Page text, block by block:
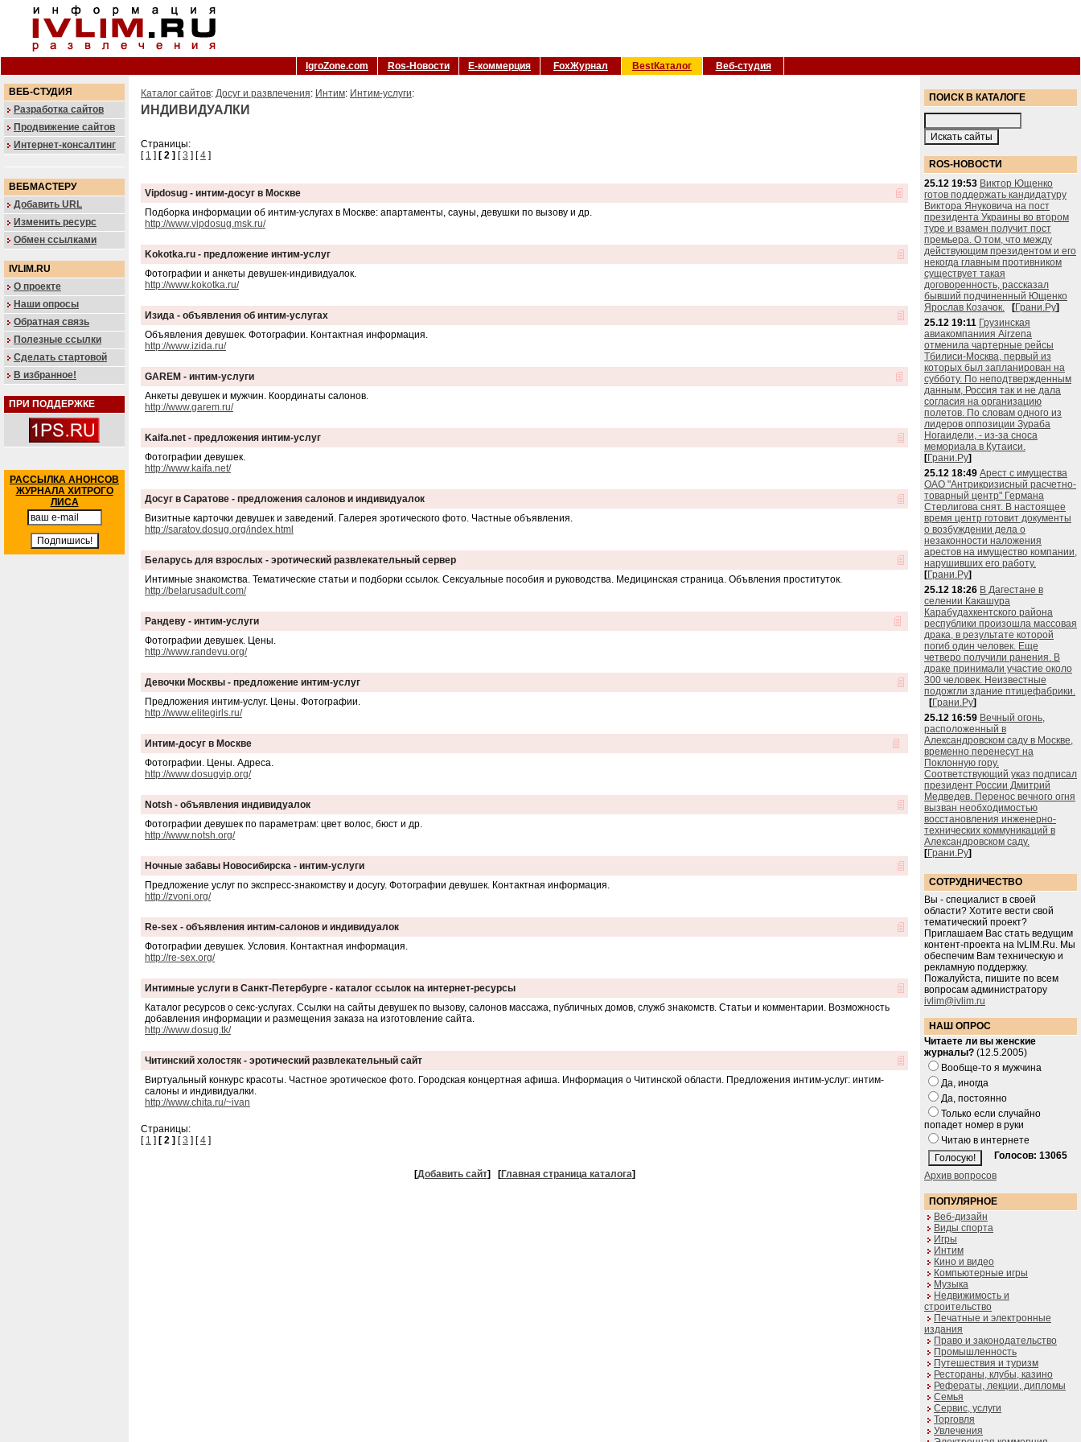
IgroZone.com Ros-Новости Е-коммерция FoxЖурнал BestКаталог Веб-студия
ВЕБ-СТУДИЯ
Разработка сайтов
Продвижение сайтов
Интернет-консалтинг
ВЕБМАСТЕРУ
Добавить URL
Изменить ресурс
Обмен ссылками
IVLIM.RU
О проекте
Наши опросы
Обратная связь
Полезные ссылки
Сделать стартовой
В избранное!
ПРИ ПОДДЕРЖКЕ
РАССЫЛКА АНОНСОВ
ЖУРНАЛА ХИТРОГО
ЛИСА
Каталог сайтов: Досуг и развлечения: Интим: Интим-услуги:
ИНДИВИДУАЛКИ
Страницы:
[ 1 ] [ 2 ] [3 ] [4 ]
Vipdosug - интим-досуг в Москве
Подборка информации об интим-услугах в Москве: апартаменты, сауны, девушки по вызову и др.
http://www.vipdosug.msk.ru/
Kokotka.ru - предложение интим-услуг
Фотографии и анкеты девушек-индивидуалок.
http://www.kokotka.ru/
Изида - объявления об интим-услугах
Объявления девушек. Фотографии. Контактная информация.
http://www.izida.ru/
GAREM - интим-услуги
Анкеты девушек и мужчин. Координаты салонов.
http://www.garem.ru/
Kaifa.net - предложения интим-услуг
Фотографии девушек.
http://www.kaifa.net/
Досуг в Саратове - предложения салонов и индивидуалок
Визитные карточки девушек и заведений. Галерея эротического фото. Частные объявления.
http://saratov.dosug.org/index.html
Беларусь для взрослых - эротический развлекательный сервер
Интимные знакомства. Тематические статьи и подборки ссылок. Сексуальные пособия и руководства. Медицинская страница. Объвления проституток.
http://belarusadult.com/
Рандеву - интим-услуги
Фотографии девушек. Цены.
http://www.randevu.org/
Девочки Москвы - предложение интим-услуг
Предложения интим-услуг. Цены. Фотографии.
http://www.elitegirls.ru/
Интим-досуг в Москве
Фотографии. Цены. Адреса.
http://www.dosugvip.org/
Notsh - объявления индивидуалок
Фотографии девушек по параметрам: цвет волос, бюст и др.
http://www.notsh.org/
Ночные забавы Новосибирска - интим-услуги
Предложение услуг по экспресс-знакомству и досугу. Фотографии девушек. Контактная информация.
http://zvoni.org/
Re-sex - объявления интим-салонов и индивидуалок
Фотографии девушек. Условия. Контактная информация.
http://re-sex.org/
Интимные услуги в Санкт-Петербурге - каталог ссылок на интернет-ресурсы
Каталог ресурсов о секс-услугах. Ссылки на сайты девушек по вызову, салонов массажа, публичных домов, служб знакомств. Статьи и комментарии. Возможность
добавления информации и размещения заказа на изготовление сайта.
http://www.dosug.tk/
Читинский холостяк - эротический развлекательный сайт
Виртуальный конкурс красоты. Частное эротическое фото. Городская концертная афиша. Информация о Читинской области. Предложения интим-услуг: интим-
салоны и индивидуалки.
http://www.chita.ru/~ivan
Страницы:
[ 1 ] [ 2 ] [3 ] [4 ]
[Добавить сайт] [Главная страница каталога]
ПОИСК В КАТАЛОГЕ
ROS-НОВОСТИ
25.12 19:53 Виктор Ющенко
готов поддержать кандидатуру
Виктора Януковича на пост
президента Украины во втором
туре и взамен получит пост
премьера. О том, что между
действующим президентом и его
некогда главным противником
существует такая
договоренность, рассказал
бывший подчиненный Ющенко
Ярослав Козачок.
[Грани.Ру]
25.12 19:11 Грузинская
авиакомпаниия Airzena
отменила чартерные рейсы
Тбилиси-Москва, первый из
которых был запланирован на
субботу. По неподтвержденным
данным, Россия так и не дала
согласия на организацию
полетов. По словам одного из
лидеров оппозиции Зураба
Ногаидели, - из-за сноса
мемориала в Кутаиси.
[Грани.Ру]
25.12 18:49 Арест с имущества
ОАО "Антрикризисный расчетно-
товарный центр" Германа
Стерлигова снят. В настоящее
время центр готовит документы
о возбуждении дела о
незаконности наложения
арестов на имущество компании,
нарушивших его работу.
[Грани.Ру]
25.12 18:26 В Дагестане в
селении Какашура
Карабудахкентского района
республики произошла массовая
драка, в результате которой
погиб один человек. Еще
четверо получили ранения. В
драке принимали участие около
300 человек. Неизвестные
подожгли здание птицефабрики.
[Грани.Ру]
25.12 16:59 Вечный огонь,
расположенный в
Александровском саду в Москве,
временно перенесут на
Поклонную гору.
Соответствующий указ подписал
президент России Дмитрий
Медведев. Перенос вечного огня
вызван необходимостью
восстановления инженерно-
технических коммуникаций в
Александровском саду.
[Грани.Ру]
СОТРУДНИЧЕСТВО
Вы - специалист в своей
области? Хотите вести свой
тематический проект?
Приглашаем Вас стать ведущим
контент-проекта на IvLIM.Ru. Мы
обеспечим Вам техническую и
рекламную поддержку.
Пожалуйста, пишите по всем
вопросам администратору
ivlim@ivlim.ru
НАШ ОПРОС
Читаете ли вы женские
журналы? (12.5.2005)
Вообще-то я мужчина
Да, иногда
Да, постоянно
Только если случайно
попадет номер в руки
Читаю в интернете
Голосов: 13065
Архив вопросов
ПОПУЛЯРНОЕ
Веб-дизайн
Виды спорта
Игры
Интим
Кино и видео
Компьютерные игры
Музыка
Недвижимость и
строительство
Печатные и электронные
издания
Право и законодательство
Промышленность
Путешествия и туризм
Рестораны, клубы, казино
Рефераты, лекции, дипломы
Семья
Сервис, услуги
Торговля
Увлечения